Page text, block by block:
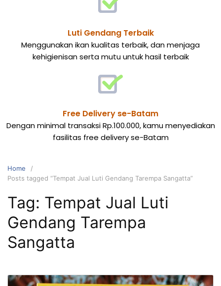
Luti Gendang Terbaik
Menggunakan ikan kualitas terbaik, dan menjaga
kehigienisan serta mutu untuk hasil terbaik
Free Delivery se-Batam
Dengan minimal transaksi Rp.100.000, kamu menyediakan
fasilitas free delivery se-Batam
Home
Posts tagged “Tempat Jual Luti Gendang Tarempa Sangatta”
Tag: Tempat Jual Luti
Gendang Tarempa
Sangatta